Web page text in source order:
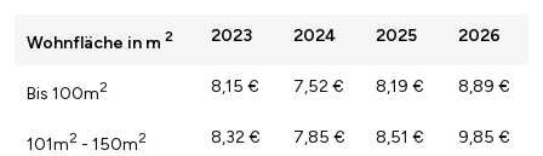
Wohnfläche in m 2 2023 2024 2025 2026
Bis 100m2 8,15 € 7,52 € 8,19 € 8,89 €
101m2 - 150m2 8,32 € 7,85 € 8,51 € 9,85 €